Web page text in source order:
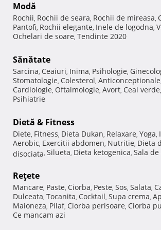
Modă
Rochii, Rochii de seara, Rochii de mireasa,
Pantofi, Rochii elegante, Inele de logodna,
Ochelari de soare, Tendinte 2020
Sănătate
Sarcina, Ceaiuri, Inima, Psihologie,
Stomatologie, Colesterol, Anticonceptionale,
Cardiologie, Oftalmologie, Avort, Ceai verde,
Psihiatrie
Dietă & Fitness
Diete, Fitness, Dieta Dukan, Relaxare, Yoga,
Aerobic, Exercitii abdomen, Nutritie, Dieta
disociata, Silueta, Dieta ketogenica, Sala de
Reţete
Mancare, Paste, Ciorba, Peste, Sos, Salata,
Dulceata, Tocanita, Cocktail, Supa crema,
Maioneza, Pilaf, Ciorba perisoare, Ciorba
Ce mancam azi